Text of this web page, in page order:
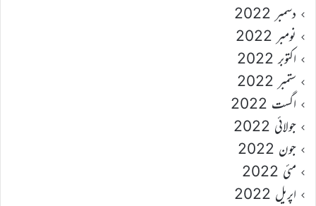
دسمبر 2022
نومبر 2022
اکتوبر 2022
ستمبر 2022
اگست 2022
جولائی 2022
جون 2022
مئی 2022
اپریل 2022